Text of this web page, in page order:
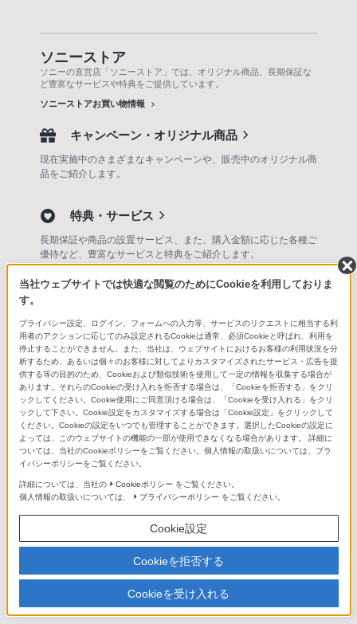
ソニーストア
ソニーの直営店「ソニーストア」では、オリジナル商品、長期保証な
ど豊富なサービスや特典をご提供しています。
ソニーストアお買い物情報
キャンペーン・オリジナル商品
現在実施中のさまざまなキャンペーンや、販売中のオリジナル商
品をご紹介します。
特典・サービス
長期保証や商品の設置サービス、また、購入金額に応じた各種ご
優待など、豊富なサービスと特典をご紹介します。
銀座・札幌・名古屋・大阪・福岡天神 の全国5拠点でお待ちして
います。
ソニーストアの商品を検索
ソニーショップ(ソニーストア 取次店)
（My Sony マイページ）
オーナーレビューのご案内
当社ウェブサイトでは快適な閲覧のためにCookieを利用しておりま
す。
プライバシー設定、ログイン、フォームへの入力等、サービスのリクエストに相当する利
用者のアクションに応じてのみ設定されるCookieは通常、必須Cookieと呼ばれ、利用を
停止することができません。また、当社は、ウェブサイトにおけるお客様の利用状況を分
析するため、あるいは個々のお客様に対してよりカスタマイズされたサービス・広告を提
供する等の目的のため、Cookieおよび類似技術を使用して一定の情報を収集する場合が
あります。それらのCookieの受け入れを拒否する場合は、「Cookieを拒否する」をクリ
ックしてください。Cookie使用にご同意頂ける場合は、「Cookieを受け入れる」をクリ
ックして下さい。Cookie設定をカスタマイズする場合は「Cookie設定」をクリックして
ください。Cookieの設定をいつでも管理することができます。選択したCookieの設定に
よっては、このウェブサイトの機能の一部が使用できなくなる場合があります。 詳細に
ついては、当社のCookieポリシーをご覧ください。個人情報の取扱いについては、プラ
イバシーポリシーをご覧ください。
詳細については、当社の Cookieポリシー をご覧ください。
個人情報の取扱いについては、
プライバシーポリシー をご覧ください。
Cookie設定
Cookieを拒否する
Cookieを受け入れる